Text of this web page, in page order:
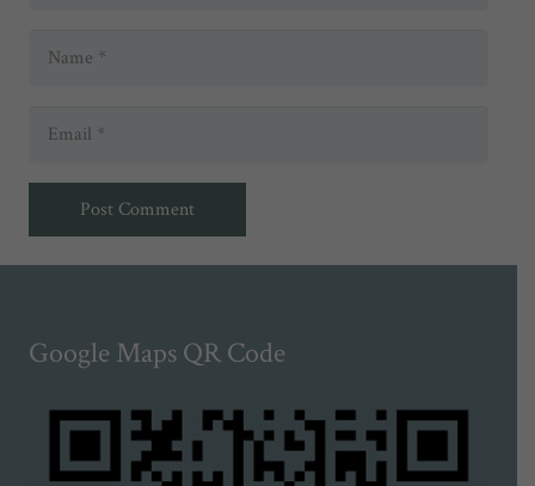
Post Comment
Google Maps QR Code